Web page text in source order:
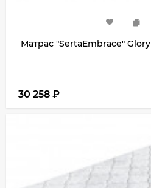
Матрас "SertaEmbrace" Glory
30 258 ₽